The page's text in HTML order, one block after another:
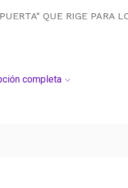
QUE RIGE PARA
completa